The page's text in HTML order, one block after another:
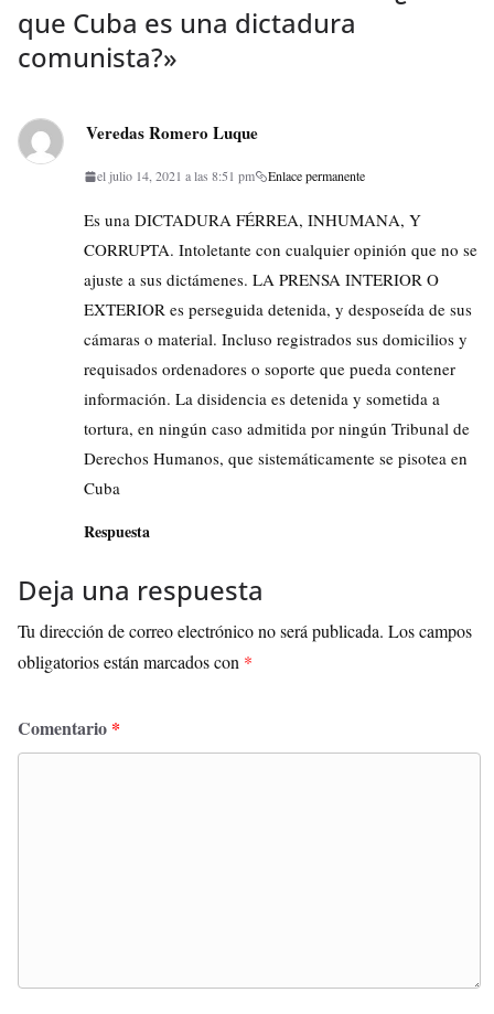
que Cuba es una dictadura
comunista?»
Veredas Romero Luque
el julio 14, 2021 a las 8:51 pm Enlace permanente
Es una DICTADURA FÉRREA, INHUMANA, Y
CORRUPTA. Intoletante con cualquier opinión que no se
ajuste a sus dictámenes. LA PRENSA INTERIOR O
EXTERIOR es perseguida detenida, y desposeída de sus
cámaras o material. Incluso registrados sus domicilios y
requisados ordenadores o soporte que pueda contener
información. La disidencia es detenida y sometida a
tortura, en ningún caso admitida por ningún Tribunal de
Derechos Humanos, que sistemáticamente se pisotea en
Cuba
Respuesta
Deja una respuesta
Tu dirección de correo electrónico no será publicada. Los campos
obligatorios están marcados con *
Comentario *